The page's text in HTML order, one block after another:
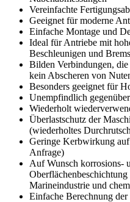
Vereinfachte
Geeignet für moderne
Einfache Montage und
Ideal für Antriebe mit
Beschleunigen und
Bilden Verbindungen,
kein Abscheren von
Besonders geeignet für
Unempfindlich
Wiederholt
Überlastschutz der
(wiederholtes
Geringe Kerbwirkung
Anfrage)
Auf Wunsch korrosions-
Marineindustrie und
Einfache Berechnung